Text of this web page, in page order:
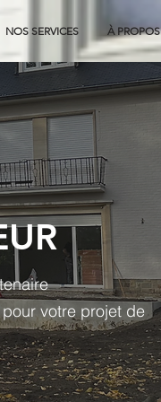
NOS SERVICES À PROPOS
votre projet de